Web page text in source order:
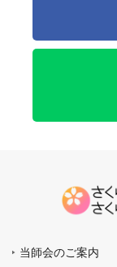
当師会のご案内